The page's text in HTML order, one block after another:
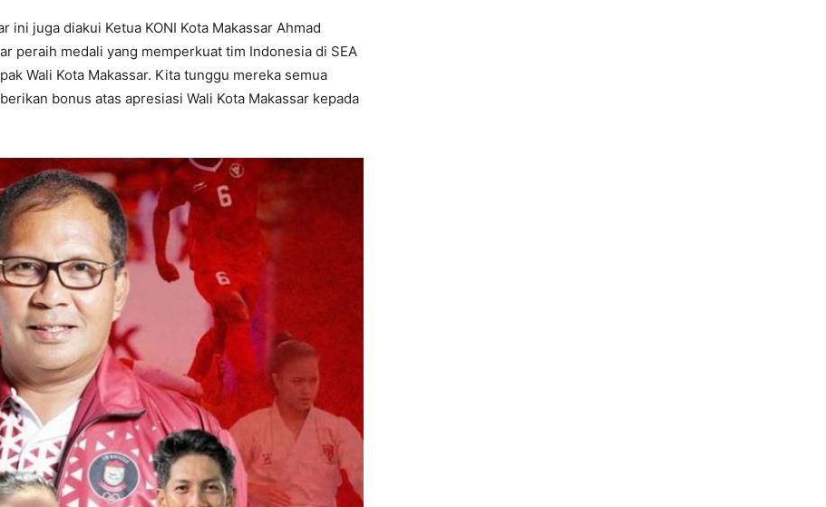
ini juga diakui Ketua KONI Kota Makassar Ahmad
peraih medali yang memperkuat tim Indonesia di SEA
Wali Kota Makassar. Kita tunggu mereka semua
bonus atas apresiasi Wali Kota Makassar kepada